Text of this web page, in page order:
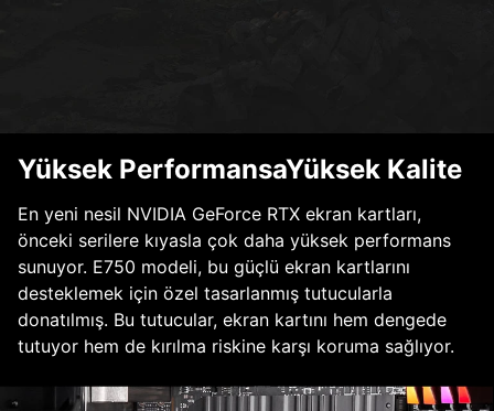
Yüksek PerformansaYüksek Kalite
En yeni nesil NVIDIA GeForce RTX ekran kartları,
önceki serilere kıyasla çok daha yüksek performans
sunuyor. E750 modeli, bu güçlü ekran kartlarını
desteklemek için özel tasarlanmış tutucularla
donatılmış. Bu tutucular, ekran kartını hem dengede
tutuyor hem de kırılma riskine karşı koruma sağlıyor.